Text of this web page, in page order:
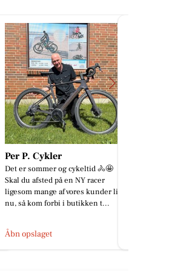
P Tattoo Studio
Hey venner nu er sommeren skudt
i gang🌞 Så skal vi ikke sammen,
starte ferien med nyt blæk?🫟 Du
kommer med dit ønske, og ...
Åbn opslaget